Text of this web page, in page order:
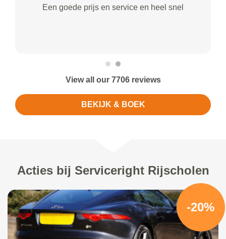
Een goede prijs en service en heel snel
View all our 7706 reviews
BEKIJK & BOEK
Acties bij Serviceright Rijscholen
-20%